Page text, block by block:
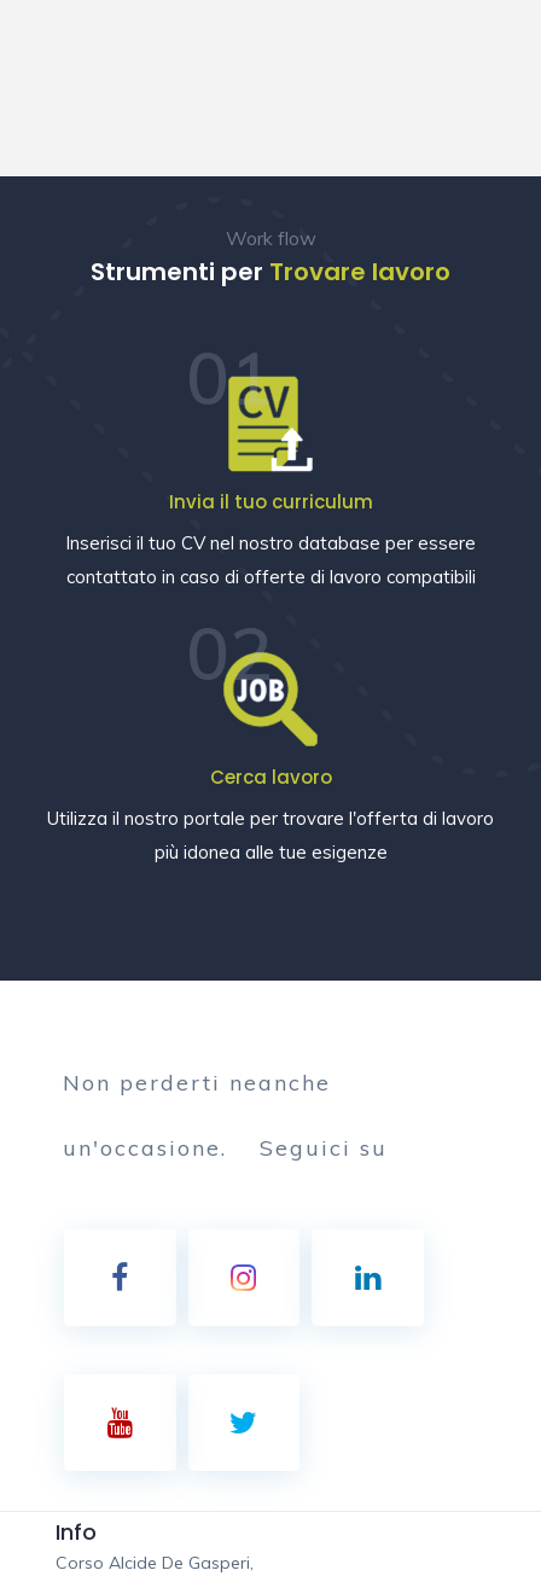
Work flow
Strumenti per Trovare lavoro
01
Invia il tuo curriculum
Inserisci il tuo CV nel nostro database per essere
contattato in caso di offerte di lavoro compatibili
02
Cerca lavoro
Utilizza il nostro portale per trovare l'offerta di lavoro
più idonea alle tue esigenze
Non perderti neanche
un'occasione. Seguici su
Info
Corso Alcide De Gasperi,